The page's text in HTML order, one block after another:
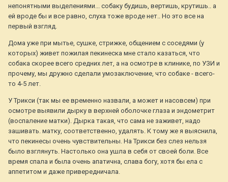
непонятными выделениями... собаку будишь, вертишь, крутишь.. а
ей вроде бы и все равно, слуха тоже вроде нет.. Но это все на
первый взгляд.
Дома уже при мытье, сушке, стрижке, общением с соседями (у
которых) живет пожилая пекинеска мне стало казаться, что
собака скорее всего средних лет, а на осмотре в клинике, по УЗИ и
прочему, мы дружно сделали умозаключение, что собаке - всего-
то 4-5 лет.
У Трикси (так мы ее временно назвали, а может и насовсем) при
осмотре выявили дырку в верхней оболочке глаза и эндометрит
(воспаление матки). Дырка такая, что сама не заживет, надо
зашивать. матку, соответственно, удалять. К тому же я выяснила,
что пекинесы очень чувствительны. На Трикси без слез нельзя
было взглянуть. Настолько она ушла в себя от своей боли. Все
время спала и была очень апатична, слава богу, хотя бы ела с
аппетитом и даже привередничала.